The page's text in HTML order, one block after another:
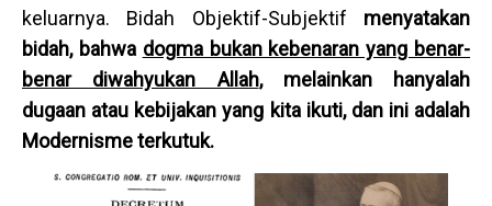
keluarnya. Bidah Objektif-Subjektif menyatakan
bidah, bahwa dogma bukan kebenaran yang benar-
benar diwahyukan Allah, melainkan hanyalah
dugaan atau kebijakan yang kita ikuti, dan ini adalah
Modernisme terkutuk.